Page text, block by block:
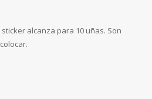
alcanza para 10 uñas. Son